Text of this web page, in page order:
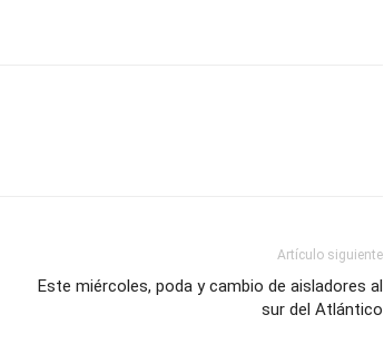
Artículo siguiente
Este miércoles, poda y cambio de aisladores al
sur del Atlántico